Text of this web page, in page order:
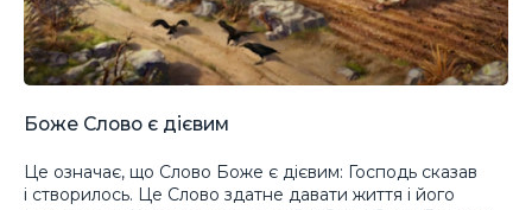
Боже Слово є дієвим
Це означає, що Слово Боже є дієвим: Господь сказав
і створилось. Це Слово здатне давати життя і його